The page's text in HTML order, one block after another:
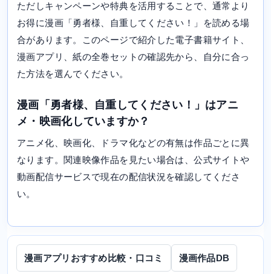
ただしキャンペーンや特典を活用することで、通常より
お得に漫画「勇者様、自重してください！」を読める場
合があります。このページで紹介した電子書籍サイト、
漫画アプリ、紙の全巻セットの確認先から、自分に合っ
た方法を選んでください。
漫画「勇者様、自重してください！」はアニ
メ・映画化していますか？
アニメ化、映画化、ドラマ化などの有無は作品ごとに異
なります。関連映像作品を見たい場合は、公式サイトや
動画配信サービスで現在の配信状況を確認してくださ
い。
漫画アプリおすすめ比較・口コミ 漫画作品DB